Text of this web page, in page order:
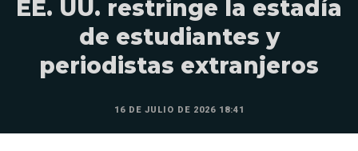
EE. UU. restringe la estadía
de estudiantes y
periodistas extranjeros
16 DE JULIO DE 2026 18:41